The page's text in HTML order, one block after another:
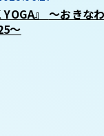
おきなわ国際ヨガ
～